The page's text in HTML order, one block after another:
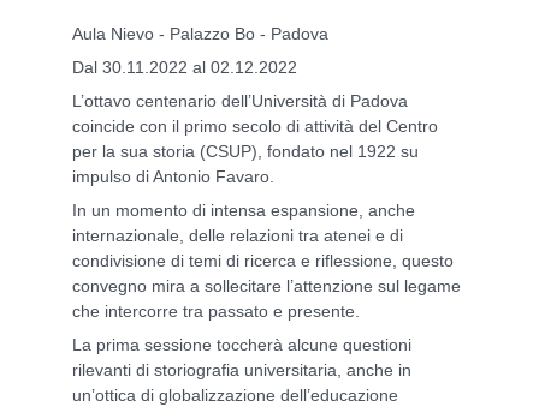
Aula Nievo - Palazzo Bo - Padova
Dal 30.11.2022 al 02.12.2022
L’ottavo centenario dell’Università di Padova
coincide con il primo secolo di attività del Centro
per la sua storia (CSUP), fondato nel 1922 su
impulso di Antonio Favaro.
In un momento di intensa espansione, anche
internazionale, delle relazioni tra atenei e di
condivisione di temi di ricerca e riflessione, questo
convegno mira a sollecitare l’attenzione sul legame
che intercorre tra passato e presente.
La prima sessione toccherà alcune questioni
rilevanti di storiografia universitaria, anche in
un’ottica di globalizzazione dell’educazione